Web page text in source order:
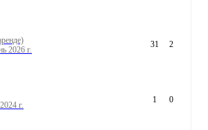
2026 г.
31 2
г.
1 0